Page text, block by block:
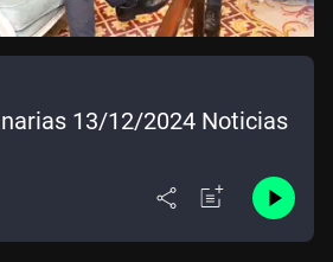
13/12/2024 Noticias